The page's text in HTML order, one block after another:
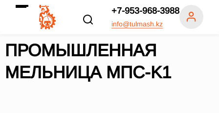
+7-953-968-3988
info@tulmash.kz
ПРОМЫШЛЕННАЯ
МЕЛЬНИЦА МПС-K1